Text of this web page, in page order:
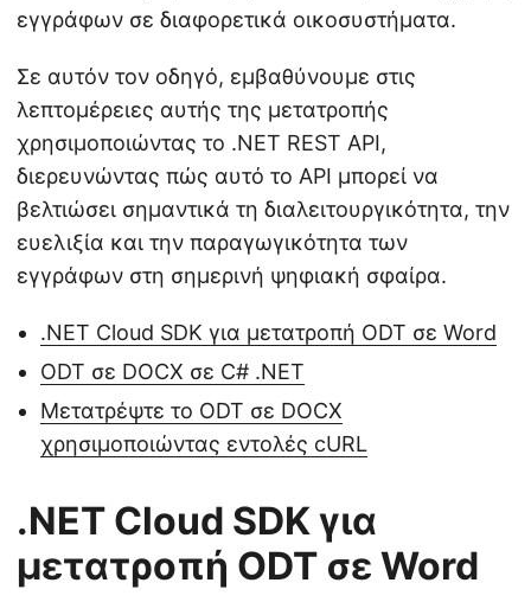
εγγράφων σε διαφορετικά οικοσυστήματα.
Σε αυτόν τον οδηγό, εμβαθύνουμε στις
λεπτομέρειες αυτής της μετατροπής
χρησιμοποιώντας το .NET REST API,
διερευνώντας πώς αυτό το API μπορεί να
βελτιώσει σημαντικά τη διαλειτουργικότητα, την
ευελιξία και την παραγωγικότητα των
εγγράφων στη σημερινή ψηφιακή σφαίρα.
.NET Cloud SDK για μετατροπή ODT σε Word
ODT σε DOCX σε C# .NET
Μετατρέψτε το ODT σε DOCX
χρησιμοποιώντας εντολές cURL
.NET Cloud SDK για
μετατροπή ODT σε Word